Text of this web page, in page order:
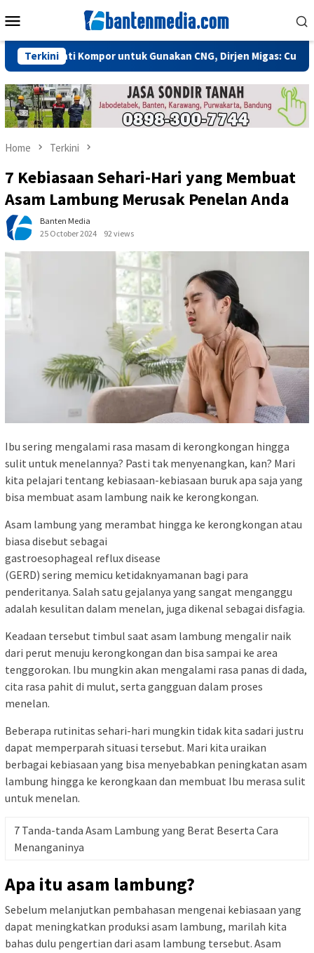
to
Menu
Terkini
Kompor untuk Gunakan CNG, Dirjen Migas: Cukup Plug and
Home Terkini
7 Kebiasaan Sehari-Hari yang Membuat
Asam Lambung Merusak Penelan Anda
Banten Media
25 October 2024
92 views
Ibu sering mengalami rasa masam di kerongkongan hingga
sulit untuk menelannya? Pasti tak menyenangkan, kan? Mari
kita pelajari tentang kebiasaan-kebiasaan buruk apa saja yang
bisa membuat asam lambung naik ke kerongkongan.
Asam lambung yang merambat hingga ke kerongkongan atau
biasa disebut sebagai
gastroesophageal reflux disease
(GERD) sering memicu ketidaknyamanan bagi para
penderitanya. Salah satu gejalanya yang sangat menganggu
adalah kesulitan dalam menelan, juga dikenal sebagai disfagia.
Keadaan tersebut timbul saat asam lambung mengalir naik
dari perut menuju kerongkongan dan bisa sampai ke area
tenggorokan. Ibu mungkin akan mengalami rasa panas di dada,
cita rasa pahit di mulut, serta gangguan dalam proses
menelan.
Beberapa rutinitas sehari-hari mungkin tidak kita sadari justru
dapat memperparah situasi tersebut. Mari kita uraikan
berbagai kebiasaan yang bisa menyebabkan peningkatan asam
lambung hingga ke kerongkaan dan membuat Ibu merasa sulit
untuk menelan.
7 Tanda-tanda Asam Lambung yang Berat Beserta Cara
Menanganinya
Apa itu asam lambung?
Sebelum melanjutkan pembahasan mengenai kebiasaan yang
dapat meningkatkan produksi asam lambung, marilah kita
bahas dulu pengertian dari asam lambung tersebut. Asam